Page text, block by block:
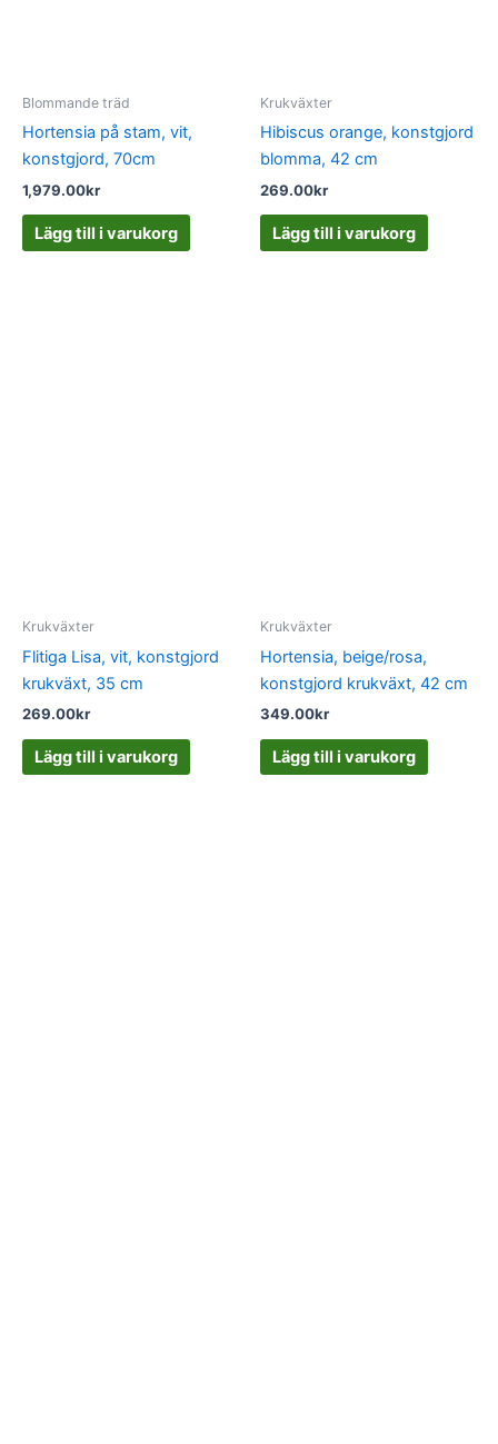
Blommande träd
Hortensia på stam, vit,
konstgjord, 70cm
1,979.00kr
Lägg till i varukorg
Krukväxter
Hibiscus orange, konstgjord
blomma, 42 cm
269.00kr
Lägg till i varukorg
Krukväxter
Flitiga Lisa, vit, konstgjord
krukväxt, 35 cm
269.00kr
Lägg till i varukorg
Krukväxter
Hortensia, beige/rosa,
konstgjord krukväxt, 42 cm
349.00kr
Lägg till i varukorg